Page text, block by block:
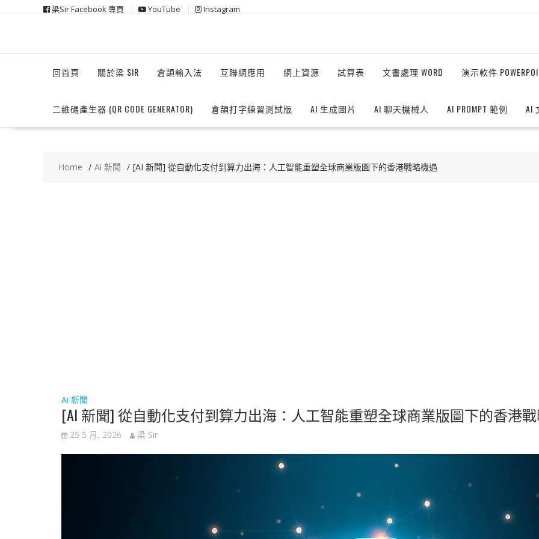
梁Sir Facebook 專頁 YouTube Instagram
回首頁 關於梁 SIR 倉頡輸入法 互聯網應用 網上資源 試算表 文書處理 WORD 演示軟件
二維碼產生器 (QR CODE GENERATOR) 倉頡打字練習測試版 AI 生成圖片 AI 聊天機械人 AI PROMPT 範例 AI
Home Ai 新聞 [AI 新聞] 從自動化支付到算力出海：人工智能重塑全球商業版圖下的香港戰略機遇
Ai 新聞
[AI 新聞] 從自動化支付到算力出海：人工智能重塑全球商業版圖下的香港
25 5 月, 2026 梁 Sir